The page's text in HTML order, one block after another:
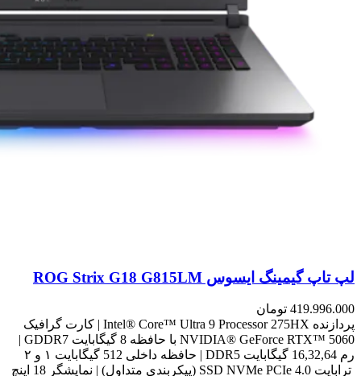
لپ تاپ گیمینگ ایسوس ROG Strix G18 G815LM
419.996.000 تومان
پردازنده Intel® Core™ Ultra 9 Processor 275HX | کارت گرافیک
ترابایت SSD NVMe PCIe 4.0 (پیکربندی متداول) | نمایشگر 18 اینچ